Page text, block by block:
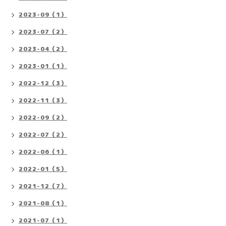
2023-09（1）
2023-07（2）
2023-04（2）
2023-01（1）
2022-12（3）
2022-11（3）
2022-09（2）
2022-07（2）
2022-06（1）
2022-01（5）
2021-12（7）
2021-08（1）
2021-07（1）